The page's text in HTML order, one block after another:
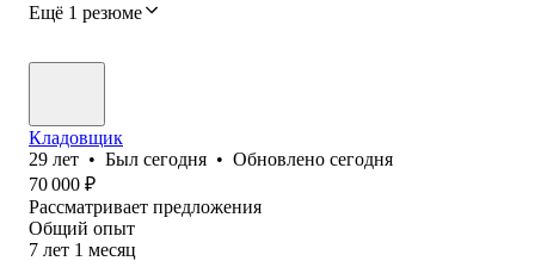
Ещё 1 резюме
Кладовщик
29 лет • Был сегодня • Обновлено сегодня
70 000 ₽
Рассматривает предложения
Общий опыт
7 лет 1 месяц